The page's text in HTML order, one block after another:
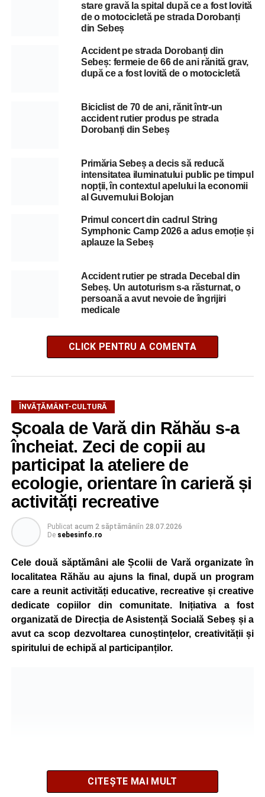
stare gravă la spital după ce a fost lovită
de o motocicletă pe strada Dorobanți
din Sebeș
Accident pe strada Dorobanți din
Sebeș: fermeie de 66 de ani rănită grav,
după ce a fost lovită de o motocicletă
Biciclist de 70 de ani, rănit într-un
accident rutier produs pe strada
Dorobanți din Sebeș
Primăria Sebeș a decis să reducă
intensitatea iluminatului public pe timpul
nopții, în contextul apelului la economii
al Guvernului Bolojan
Primul concert din cadrul String
Symphonic Camp 2026 a adus emoție și
aplauze la Sebeș
Accident rutier pe strada Decebal din
Sebeș. Un autoturism s-a răsturnat, o
persoană a avut nevoie de îngrijiri
medicale
CLICK PENTRU A COMENTA
ÎNVĂȚĂMÂNT-CULTURĂ
Școala de Vară din Răhău s-a
încheiat. Zeci de copii au
participat la ateliere de
ecologie, orientare în carieră și
activități recreative
Publicat acum 2 săptămâniîn 28.07.2026
De sebesinfo.ro
Cele două săptămâni ale Școlii de Vară organizate în
localitatea Răhău au ajuns la final, după un program
care a reunit activități educative, recreative și creative
dedicate copiilor din comunitate. Inițiativa a fost
organizată de Direcția de Asistență Socială Sebeș și a
avut ca scop dezvoltarea cunoștințelor, creativității și
spiritului de echipă al participanților.
CITEȘTE MAI MULT